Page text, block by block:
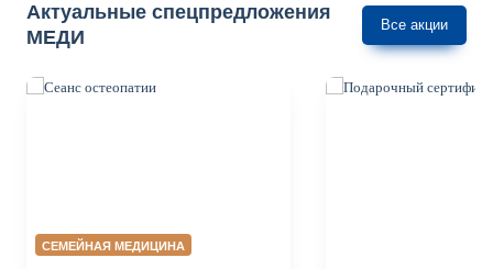
Актуальные спецпредложения
МЕДИ
Все акции
СЕМЕЙНАЯ МЕДИЦИНА